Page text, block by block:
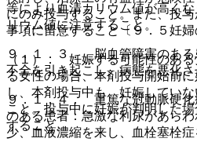
にのみ投与すること。また、投
事項に留意すること〔９．５妊婦
（１）． 妊娠する可能性のあ
る女性の場合、本剤投与開始前
し、本剤投与中も、妊娠してい
こと。投与中に妊娠が判明した
すること。
等により血清カリウム値が高く
リウム値に注意すること。
９．１．３． 脳血管障害のあ
不全を引き起こし、病態を悪化
９．１．４． 重篤な冠動脈硬化
のある患者：急激な利尿があら
少、血液濃縮を来し、血栓塞栓症